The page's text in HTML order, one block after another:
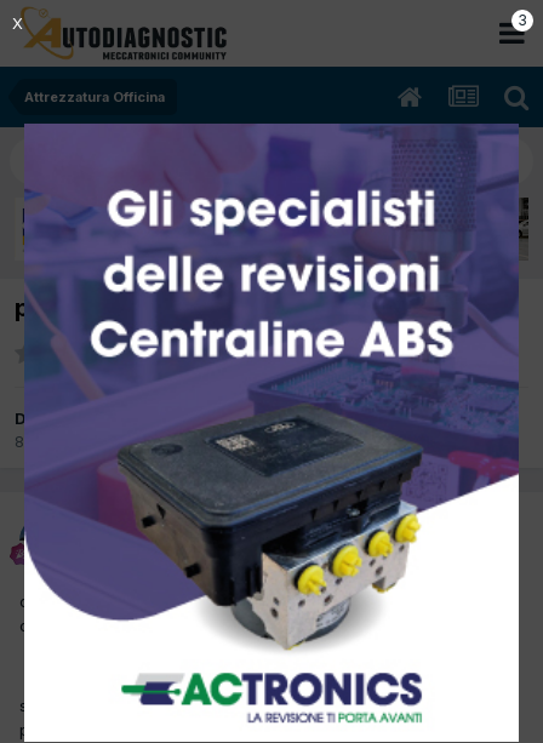
Attrezzatura Officina
pinza per tubi radiatori riscaldamento
Da alfredo1981
8 Giugno 2015 inAttrezzatura Officina
alfredo1981
8 Giugno 2015
che metodo usate per stringere queste odiose ferma cravatte..
che ormai sono in tutti i radiatori riscaldamento abitacolo
scrivo pinza.......... ma non so se esiste....... oggi con una seat ciò
perso più di un'ora.. e neanche ci sono riuscito.....
2
X